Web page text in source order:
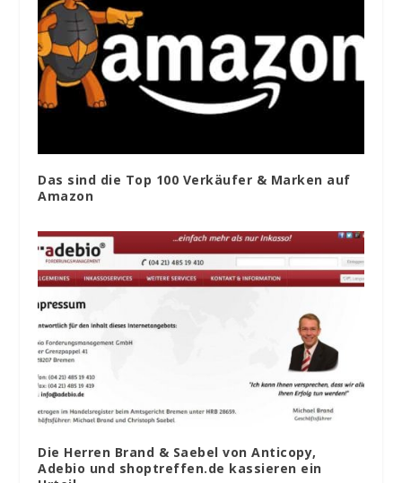
Das sind die Top 100 Verkäufer & Marken auf
Amazon
Die Herren Brand & Saebel von Anticopy,
Adebio und shoptreffen.de kassieren ein